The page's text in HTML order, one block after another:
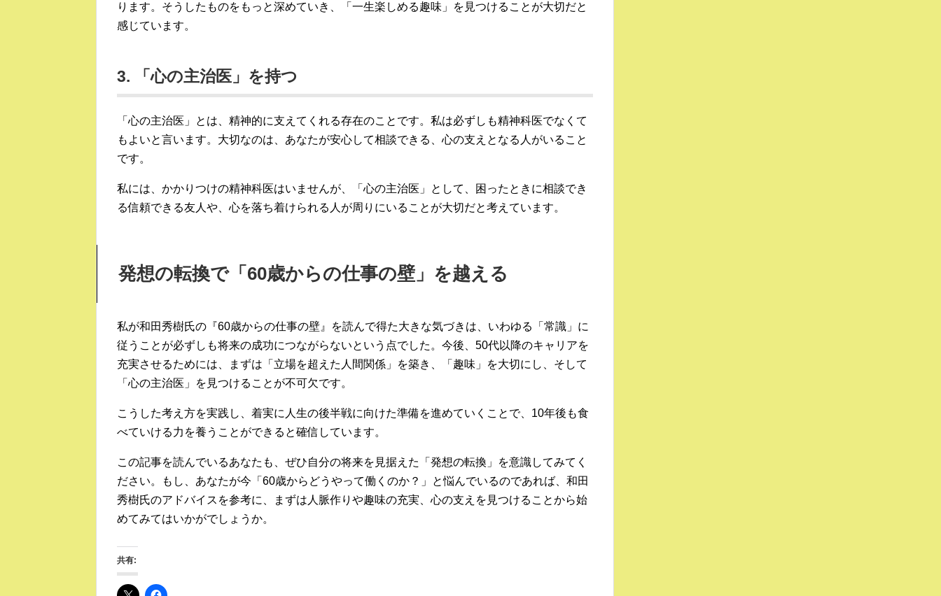
ります。そうしたものをもっと深めていき、「一生楽しめる趣味」を見つけることが大切だと
感じています。
3. 「心の主治医」を持つ
「心の主治医」とは、精神的に支えてくれる存在のことです。私は必ずしも精神科医でなくて
もよいと言います。大切なのは、あなたが安心して相談できる、心の支えとなる人がいること
です。
私には、かかりつけの精神科医はいませんが、「心の主治医」として、困ったときに相談でき
る信頼できる友人や、心を落ち着けられる人が周りにいることが大切だと考えています。
発想の転換で「60歳からの仕事の壁」を越える
私が和田秀樹氏の『60歳からの仕事の壁』を読んで得た大きな気づきは、いわゆる「常識」に
従うことが必ずしも将来の成功につながらないという点でした。今後、50代以降のキャリアを
充実させるためには、まずは「立場を超えた人間関係」を築き、「趣味」を大切にし、そして
「心の主治医」を見つけることが不可欠です。
こうした考え方を実践し、着実に人生の後半戦に向けた準備を進めていくことで、10年後も食
べていける力を養うことができると確信しています。
この記事を読んでいるあなたも、ぜひ自分の将来を見据えた「発想の転換」を意識してみてく
ださい。もし、あなたが今「60歳からどうやって働くのか？」と悩んでいるのであれば、和田
秀樹氏のアドバイスを参考に、まずは人脈作りや趣味の充実、心の支えを見つけることから始
めてみてはいかがでしょうか。
共有: